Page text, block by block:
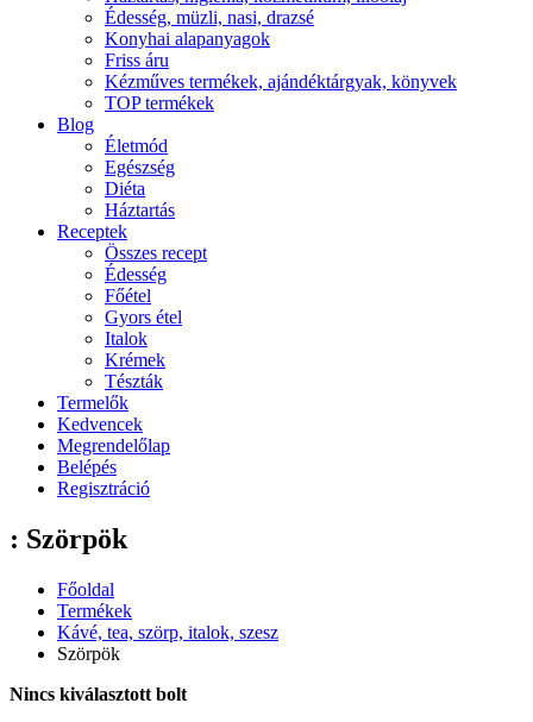
Édesség, müzli, nasi, drazsé
Konyhai alapanyagok
Friss áru
Kézműves termékek, ajándéktárgyak, könyvek
TOP termékek
Blog
Életmód
Egészség
Diéta
Háztartás
Receptek
Összes recept
Édesség
Főétel
Gyors étel
Italok
Krémek
Tészták
Termelők
Kedvencek
Megrendelőlap
Belépés
Regisztráció
: Szörpök
Főoldal
Termékek
Kávé, tea, szörp, italok, szesz
Szörpök
Nincs kiválasztott bolt